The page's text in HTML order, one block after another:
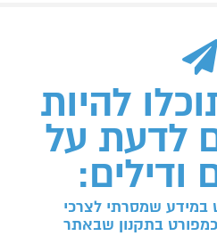
להיות
לדעת על
ודילים:
שמסרתי לצרכי
בתקנון שבאתר